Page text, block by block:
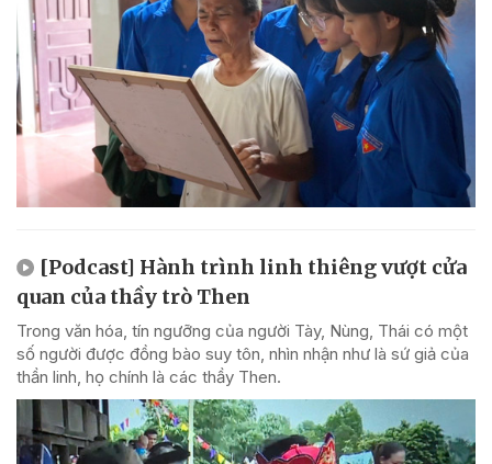
[Podcast] Hành trình linh thiêng vượt cửa
quan của thầy trò Then
Trong văn hóa, tín ngưỡng của người Tày, Nùng, Thái có một
số người được đồng bào suy tôn, nhìn nhận như là sứ giả của
thần linh, họ chính là các thầy Then.